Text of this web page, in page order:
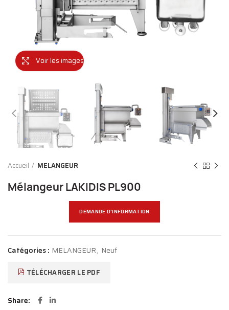
Voir les images
Accueil MELANGEUR
Mélangeur LAKIDIS PL900
DEMANDE D'INFORMATION
Catégories : MELANGEUR, Neuf
TÉLÉCHARGER LE PDF
Share